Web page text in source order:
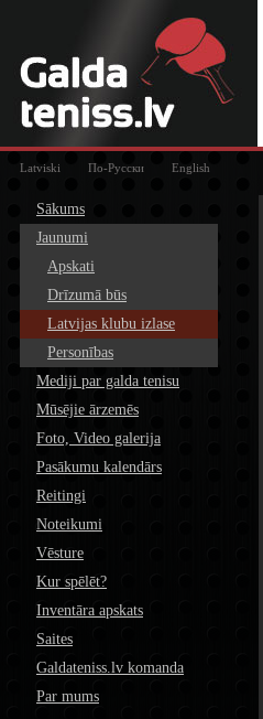
Latviski По-Русски English
Sākums
Jaunumi
Apskati
Drīzumā būs
Latvijas klubu izlase
Personības
Mediji par galda tenisu
Mūsējie ārzemēs
Foto, Video galerija
Pasākumu kalendārs
Reitingi
Noteikumi
Vēsture
Kur spēlēt?
Inventāra apskats
Saites
Galdateniss.lv komanda
Par mums